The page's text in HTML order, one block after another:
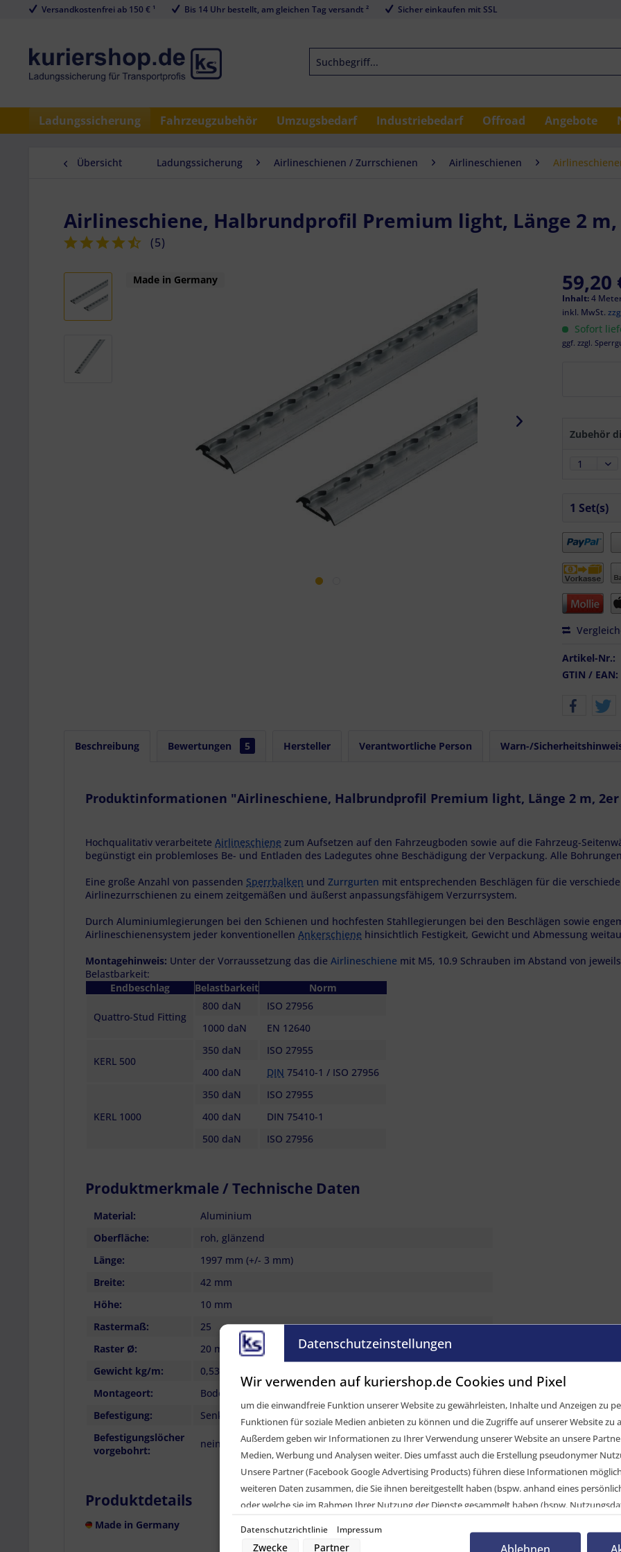
Versandkostenfrei ab 150 € ¹ Bis 14 Uhr bestellt, am gleichen Tag versandt ² Sicher einkaufen mit SSL
Ladungssicherung Fahrzeugzubehör Umzugsbedarf Industriebedarf Offroad Angebote
Übersicht Ladungssicherung Airlineschienen / Zurrschienen Airlineschienen
Airlineschiene, Halbrundprofil Premium light, Länge 2 m,
(5)
Made in Germany 59,20
Inhalt:4
inkl. MwSt.
Sofort
ggf. zzgl.
Zubehör
Artikel-Nr.:
GTIN / EAN:
Beschreibung Bewertungen 5 Hersteller Verantwortliche Person Warn-/
Produktinformationen "Airlineschiene, Halbrundprofil Premium light, Länge 2 m,
Hochqualitativ verarbeitete Airlineschiene zum Aufsetzen auf den Fahrzeugboden sowie auf die Fahrzeug-
begünstigt ein problemloses Be- und Entladen des Ladegutes ohne Beschädigung der Verpackung. Alle
Eine große Anzahl von passenden Sperrbalken und Zurrgurten mit entsprechenden Beschlägen für die
Airlinezurrschienen zu einem zeitgemäßen und äußerst anpassungsfähigem Verzurrsystem.
Durch Aluminiumlegierungen bei den Schienen und hochfesten Stahllegierungen bei den Beschlägen sowie
Airlineschienensystem jeder konventionellen Ankerschiene hinsichtlich Festigkeit, Gewicht und Abmessung
Montagehinweis: Unter der Vorraussetzung das die Airlineschiene mit M5, 10.9 Schrauben im Abstand von
Belastbarkeit:
Endbeschlag
Belastbarkeit Norm
Quattro-Stud Fitting
800 daN
ISO 27956
1000 daN
EN 12640
KERL 500
350 daN
ISO 27955
400 daN
DIN 75410-1 / ISO 27956
KERL 1000
350 daN
ISO 27955
400 daN
DIN 75410-1
500 daN
ISO 27956
Produktmerkmale / Technische Daten
Material:
Aluminium
Oberfläche:
roh, glänzend
Länge:
1997 mm (+/- 3 mm)
Breite:
42 mm
Höhe:
10 mm
Rastermaß:
25
Raster Ø:
20 mm
Gewicht kg/m:
0,53 kg
Montageort:
Boden, Seitenwand
Befestigung:
Senkkopfschrauben, Senkkopfnieten (siehe Montagehinweis)
Befestigungslöcher
vorgebohrt:
nein
Produktdetails
Made in Germany
Datenschutzeinstellungen
Wir verwenden auf kuriershop.de Cookies und Pixel
um die einwandfreie Funktion unserer Website zu gewährleisten, Inhalte und Anzeigen zu
Funktionen für soziale Medien anbieten zu können und die Zugriffe auf unserer Website zu
Außerdem geben wir Informationen zu Ihrer Verwendung unserer Website an unsere
Medien, Werbung und Analysen weiter. Dies umfasst auch die Erstellung pseudonymer
Unsere Partner (Facebook Google Advertising Products) führen diese Informationen
weiteren Daten zusammen, die Sie ihnen bereitgestellt haben (bspw. anhand eines
oder welche sie im Rahmen Ihrer Nutzung der Dienste gesammelt haben (bspw.
den Datenschutz-Button links unten klicken und dort die entsprechenden Anpassungen
Datenschutzrichtlinie Impressum
Zwecke Partner Ablehnen